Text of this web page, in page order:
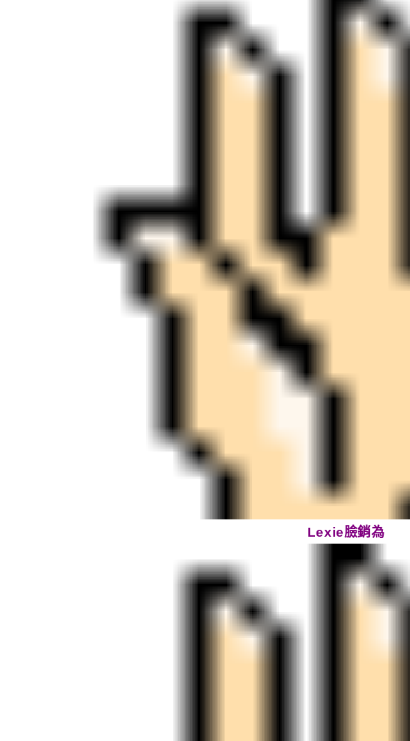
Lexie臉銷為